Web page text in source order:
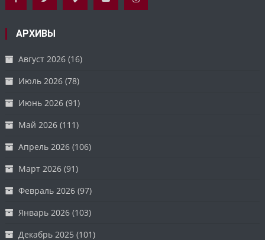
АРХИВЫ
Август 2026 (16)
Июль 2026 (78)
Июнь 2026 (91)
Май 2026 (111)
Апрель 2026 (106)
Март 2026 (91)
Февраль 2026 (97)
Январь 2026 (103)
Декабрь 2025 (101)